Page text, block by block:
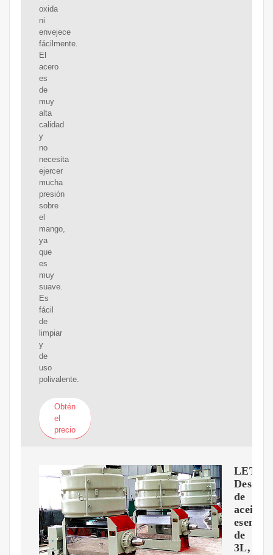
oxida
ni
envejece
fácilmente.
El
acero
es
de
muy
alta
calidad
y
no
necesita
ejercer
mucha
presión
sobre
el
mango,
ya
que
es
muy
suave.
Es
fácil
de
limpiar
y
de
uso
polivalente.
Obtén
el
precio
de
aceite
esencial
de
3L,